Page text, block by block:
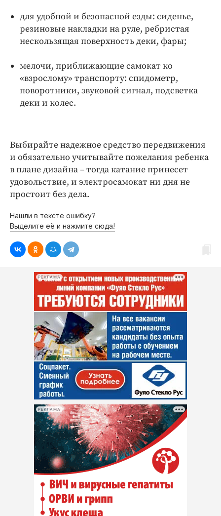
для удобной и безопасной езды: сиденье,
резиновые накладки на руле, ребристая
нескользящая поверхность деки, фары;
мелочи, приближающие самокат ко
«взрослому» транспорту: спидометр,
поворотники, звуковой сигнал, подсветка
деки и колес.
Выбирайте надежное средство передвижения
и обязательно учитывайте пожелания ребенка
в плане дизайна – тогда катание принесет
удовольствие, и электросамокат ни дня не
простоит без дела.
Нашли в тексте ошибку?
Выделите её и нажмите сюда!
РЕКЛАМА
РЕКЛАМА